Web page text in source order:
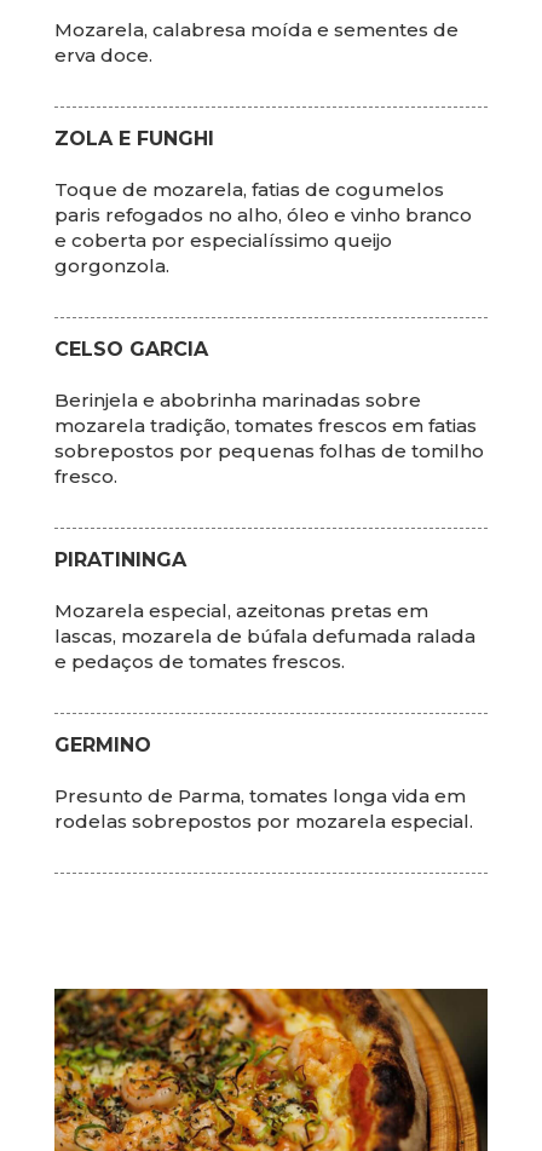
Mozarela, calabresa moída e sementes de
erva doce.
ZOLA E FUNGHI
Toque de mozarela, fatias de cogumelos
paris refogados no alho, óleo e vinho branco
e coberta por especialíssimo queijo
gorgonzola.
CELSO GARCIA
Berinjela e abobrinha marinadas sobre
mozarela tradição, tomates frescos em fatias
sobrepostos por pequenas folhas de tomilho
fresco.
PIRATININGA
Mozarela especial, azeitonas pretas em
lascas, mozarela de búfala defumada ralada
e pedaços de tomates frescos.
GERMINO
Presunto de Parma, tomates longa vida em
rodelas sobrepostos por mozarela especial.